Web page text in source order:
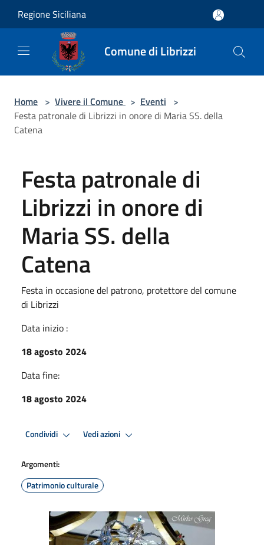
Regione Siciliana
Comune di Librizzi
Home > Vivere il Comune > Eventi >
Festa patronale di Librizzi in onore di Maria SS. della
Catena
Festa patronale di
Librizzi in onore di
Maria SS. della
Catena
Festa in occasione del patrono, protettore del comune
di Librizzi
Data inizio :
18 agosto 2024
Data fine:
18 agosto 2024
Condividi Vedi azioni
Argomenti:
Patrimonio culturale